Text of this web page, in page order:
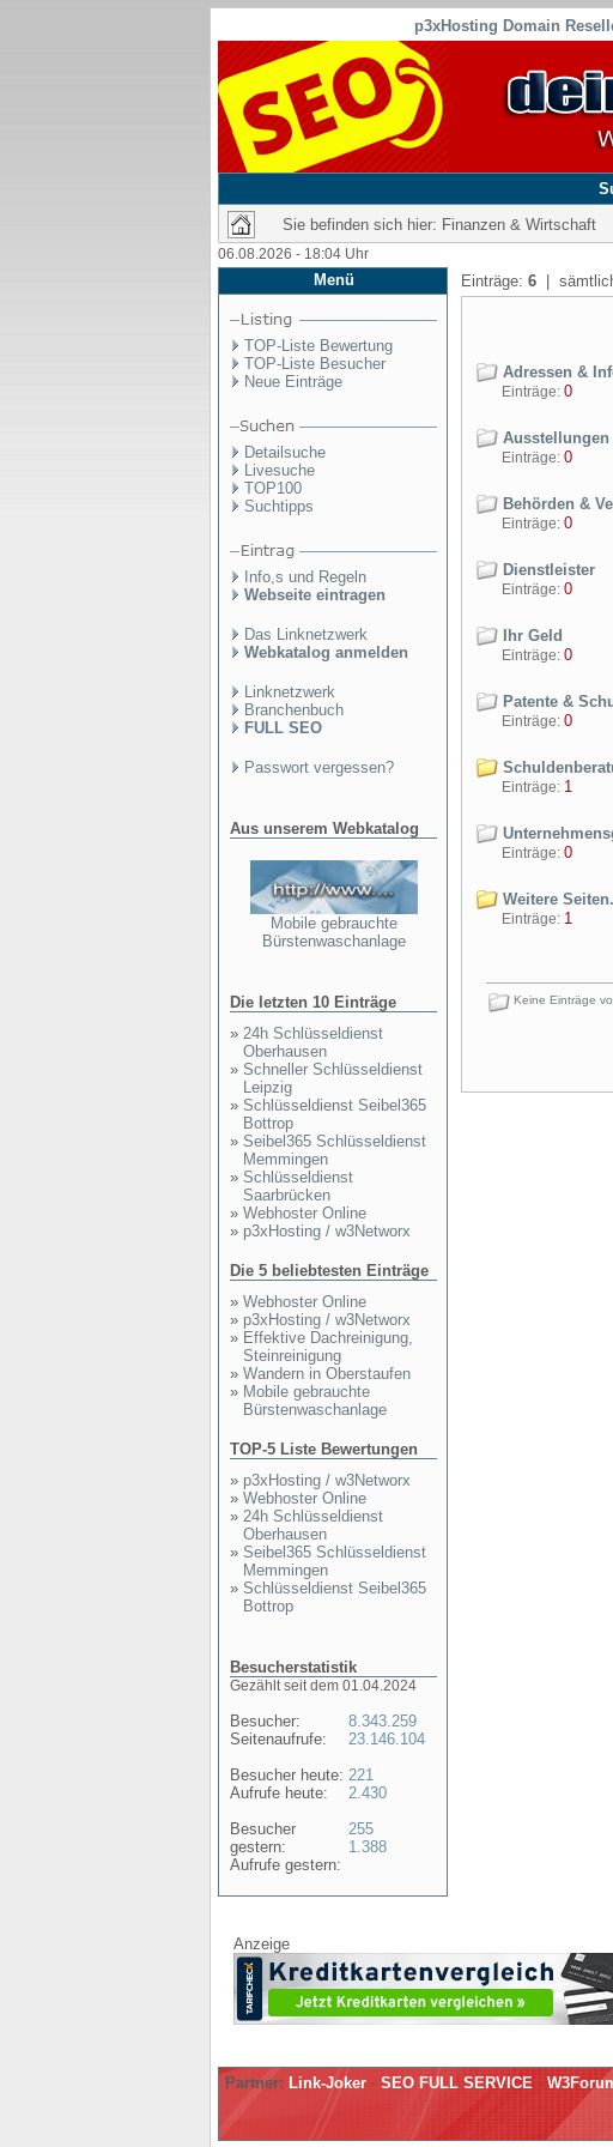
p3xHosting Domain
Sie befinden sich hier: Finanzen & Wirtschaft
06.08.2026 - 18:04 Uhr
Menü
TOP-Liste Bewertung
TOP-Liste Besucher
Neue Einträge
Detailsuche
Livesuche
TOP100
Suchtipps
Info,s und Regeln
Webseite eintragen
Das Linknetzwerk
Webkatalog anmelden
Linknetzwerk
Branchenbuch
FULL SEO
Passwort vergessen?
Aus unserem Webkatalog
Mobile gebrauchte
Bürstenwaschanlage
Die letzten 10 Einträge
» 24h Schlüsseldienst
Oberhausen
» Schneller Schlüsseldienst
Leipzig
» Schlüsseldienst Seibel365
Bottrop
» Seibel365 Schlüsseldienst
Memmingen
» Schlüsseldienst
Saarbrücken
» Webhoster Online
» p3xHosting / w3Networx
Die 5 beliebtesten Einträge
» Webhoster Online
» p3xHosting / w3Networx
» Effektive Dachreinigung,
Steinreinigung
» Wandern in Oberstaufen
» Mobile gebrauchte
Bürstenwaschanlage
TOP-5 Liste Bewertungen
» p3xHosting / w3Networx
» Webhoster Online
» 24h Schlüsseldienst
Oberhausen
» Seibel365 Schlüsseldienst
Memmingen
» Schlüsseldienst Seibel365
Bottrop
Besucherstatistik
Gezählt seit dem 01.04.2024
Besucher:
Seitenaufrufe:
Besucher heute:
Aufrufe heute:
Besucher
gestern:
Aufrufe gestern:
8.343.259
23.146.104
221
2.430
255
1.388
Einträge: 6 |
Adressen &
Einträge: 0
Ausstellungen
Einträge: 0
Behörden &
Einträge: 0
Dienstleister
Einträge: 0
Ihr Geld
Einträge: 0
Patente &
Einträge: 0
Einträge: 1
Einträge: 0
Weitere
Einträge: 1
Keine Einträge
Anzeige
Partner: Link-Joker - SEO FULL SERVICE -